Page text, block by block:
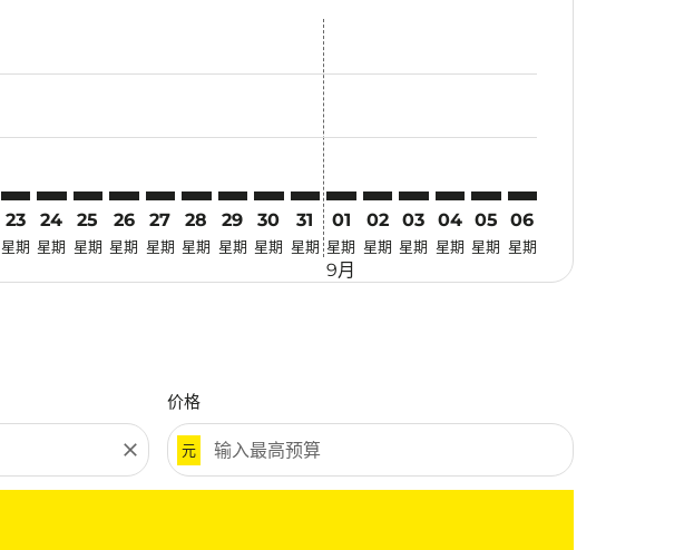
cmp-view-offers-disclaimer. 寻找优惠
LBJ–HKT: cmp-view-offers-disclaimer. 寻找优惠
23
星期
LBJ–HKT: cmp-view-offers-disclaimer. 寻找优惠
24
星期
LBJ–HKT: cmp-view-offers-disclaimer. 寻找优惠
25
星期
LBJ–HKT: cmp-view-offers-disclaimer. 寻找优惠
26
星期
LBJ–HKT: cmp-view-offers-disclaimer. 寻找优惠
27
星期
LBJ–HKT: cmp-view-offers-disclaimer. 寻找优惠
28
星期
LBJ–HKT: cmp-view-offers-disclaimer. 寻找优惠
29
星期
LBJ–HKT: cmp-view-offers-disclaimer. 寻找优惠
30
星期
LBJ–HKT: cmp-view-offers-disclaimer. 寻找优惠
31
星期
01
星期
9月
02
星期
03
星期
04
星期
05
星期
06
星期
close
价格
元